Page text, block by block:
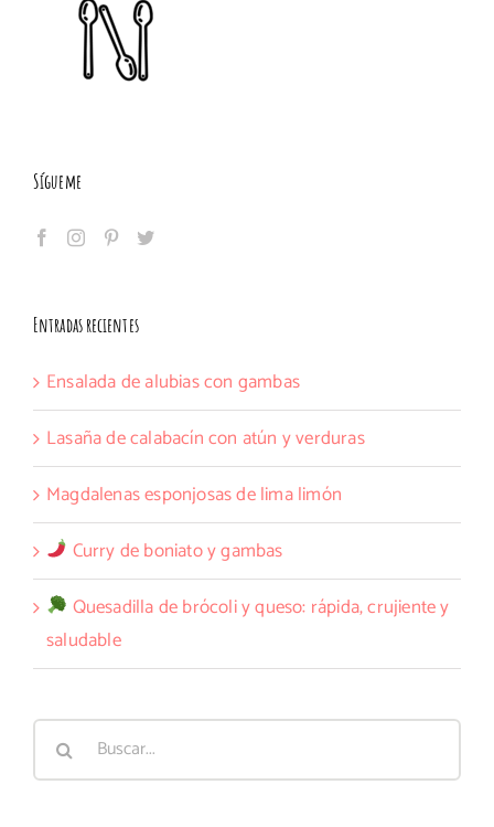
Sígueme
Entradas recientes
Ensalada de alubias con gambas
Lasaña de calabacín con atún y verduras
Magdalenas esponjosas de lima limón
Curry de boniato y gambas
Quesadilla de brócoli y queso: rápida, crujiente y
saludable